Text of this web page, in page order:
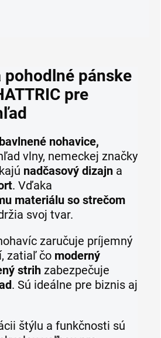
pohodlné pánske
pre
bavlnené nohavice,
vlny, nemeckej značky
nadčasový dizajn a
. Vďaka
materiálu so strečom
svoj tvar.
zaručuje príjemný
zatiaľ čo moderný
strih zabezpečuje
. Sú ideálne pre biznis aj
štýlu a funkčnosti sú